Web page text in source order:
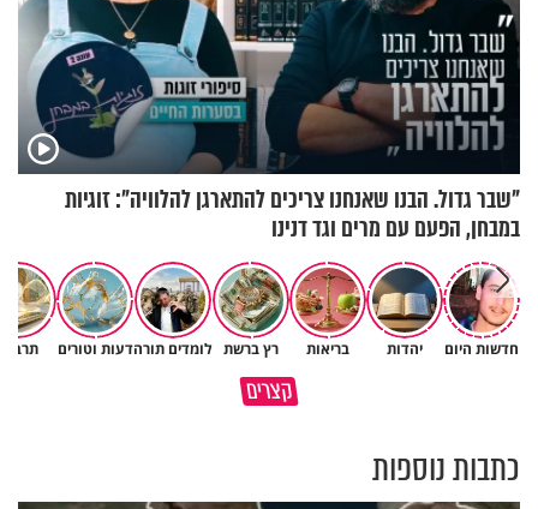
"שבר גדול. הבנו שאנחנו צריכים להתארגן להלוויה": זוגיות
במבחן, הפעם עם מרים וגד דנינו
חדשות היום יהדות בריאות רץ ברשת לומדים תורהדעות וטורים
קצרים
תשתמש באהבה של השם לטובתך
פותחים פתח קטן - ומקבלים
כתבות נוספות